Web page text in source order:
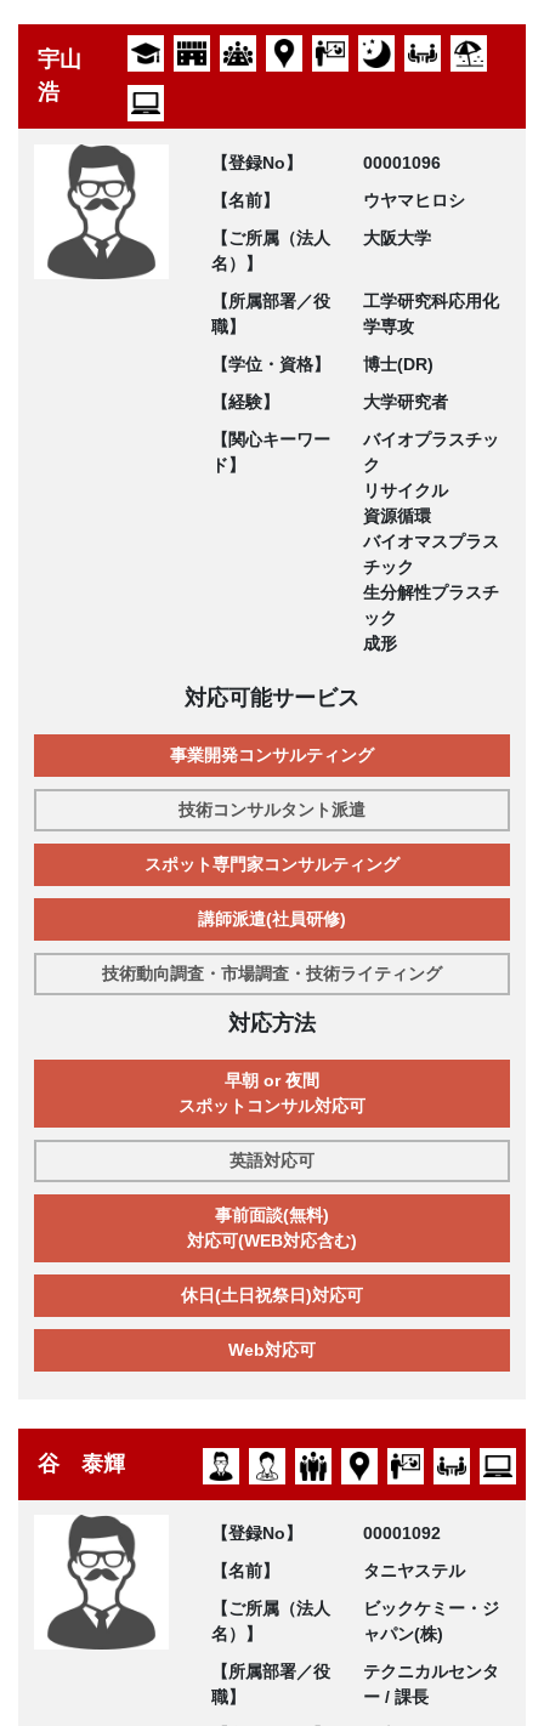
宇山
浩
【登録No】
00001096
【名前】
ウヤマヒロシ
【ご所属（法人
名）】
大阪大学
【所属部署／役
職】
工学研究科応用化
学専攻
【学位・資格】
博士(DR)
【経験】
大学研究者
【関心キーワー
ド】
バイオプラスチッ
ク
リサイクル
資源循環
バイオマスプラス
チック
生分解性プラスチ
ック
成形
対応可能サービス
事業開発コンサルティング
技術コンサルタント派遣
スポット専門家コンサルティング
講師派遣(社員研修)
技術動向調査・市場調査・技術ライティング
対応方法
早朝 or 夜間
スポットコンサル対応可
英語対応可
事前面談(無料)
対応可(WEB対応含む)
休日(土日祝祭日)対応可
Web対応可
谷 泰輝
【登録No】
00001092
【名前】
タニヤステル
【ご所属（法人
名）】
ビックケミー・ジ
ャパン(株)
【所属部署／役
職】
テクニカルセンタ
ー / 課長